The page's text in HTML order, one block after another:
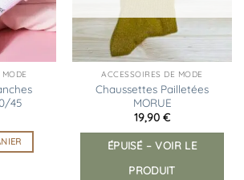
45
ACCESSOIRES DE MODE
Chaussettes Pailletées
MORUE
19,90 €
ÉPUISÉ – VOIR LE
PRODUIT